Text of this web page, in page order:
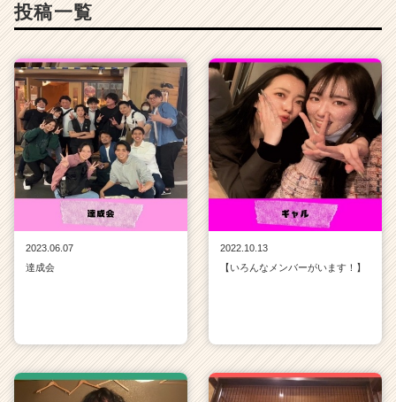
ト
ア
キ
ャ
リ
ア
（C
h
e
r
r）
投稿一覧
2023.06.07
達成会
2022.10.13
【いろんなメンバーがいます！】